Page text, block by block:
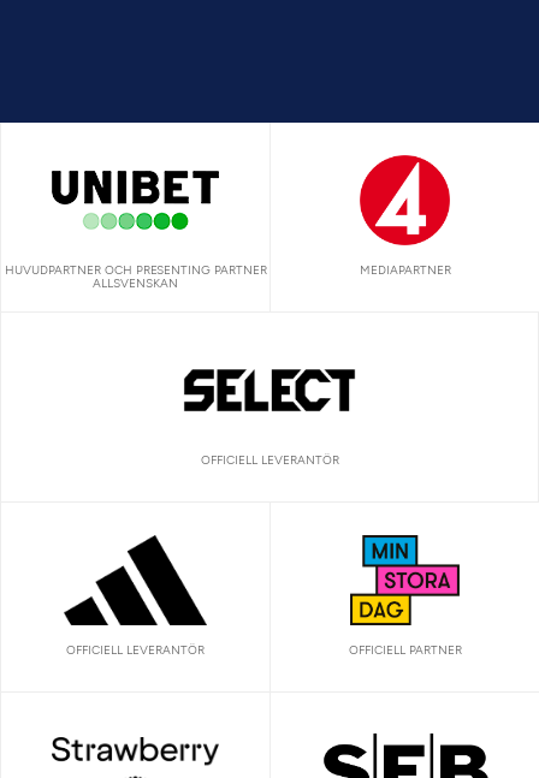
HUVUDPARTNER OCH PRESENTING PARTNER
ALLSVENSKAN
MEDIAPARTNER
OFFICIELL LEVERANTÖR
OFFICIELL LEVERANTÖR OFFICIELL PARTNER